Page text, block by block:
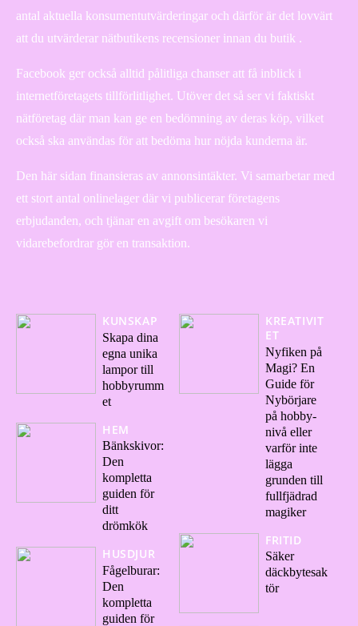
antal aktuella konsumentutvärderingar och därför är det lovvärt
att du utvärderar nätbutikens recensioner innan du butik .
Facebook ger också alltid pålitliga chanser att få inblick i
internetföretagets tillförlitlighet. Utöver det så ser vi faktiskt
nätföretag där man kan ge en bedömning av deras köp, vilket
också ska användas för att bedöma hur nöjda kunderna är.
Den här sidan finansieras av annonsintäkter. Vi samarbetar med
ett stort antal onlinelager där vi publicerar företagens
erbjudanden, och tjänar en avgift om besökaren vi
vidarebefordrar gör en transaktion.
KUNSKAP
Skapa dina
egna unika
lampor till
hobbyrumm
et
HEM
Bänkskivor:
Den
kompletta
guiden för
ditt
drömkök
HUSDJUR
Fågelburar:
Den
kompletta
guiden för
KREATIVIT
ET
Nyfiken på
Magi? En
Guide för
Nybörjare
på hobby-
nivå eller
varför inte
lägga
grunden till
fullfjädrad
magiker
FRITID
Säker
däckbytesak
tör